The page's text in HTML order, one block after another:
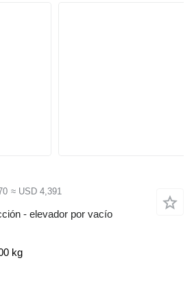
≈ USD 4,391
- elevador por vacío
kg